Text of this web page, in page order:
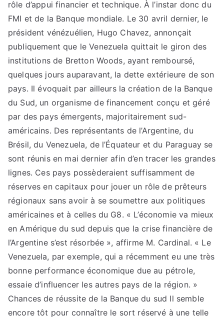
rôle d’appui financier et technique. À l’instar donc du
FMI et de la Banque mondiale. Le 30 avril dernier, le
président vénézuélien, Hugo Chavez, annonçait
publiquement que le Venezuela quittait le giron des
institutions de Bretton Woods, ayant remboursé,
quelques jours auparavant, la dette extérieure de son
pays. Il évoquait par ailleurs la création de la Banque
du Sud, un organisme de financement conçu et géré
par des pays émergents, majoritairement sud-
américains. Des représentants de l’Argentine, du
Brésil, du Venezuela, de l’Équateur et du Paraguay se
sont réunis en mai dernier afin d’en tracer les grandes
lignes. Ces pays possèderaient suffisamment de
réserves en capitaux pour jouer un rôle de prêteurs
régionaux sans avoir à se soumettre aux politiques
américaines et à celles du G8. « L’économie va mieux
en Amérique du sud depuis que la crise financière de
l’Argentine s’est résorbée », affirme M. Cardinal. « Le
Venezuela, par exemple, qui a récemment eu une très
bonne performance économique due au pétrole,
essaie d’influencer les autres pays de la région. »
Chances de réussite de la Banque du sud Il semble
encore tôt pour connaître le sort réservé à une telle